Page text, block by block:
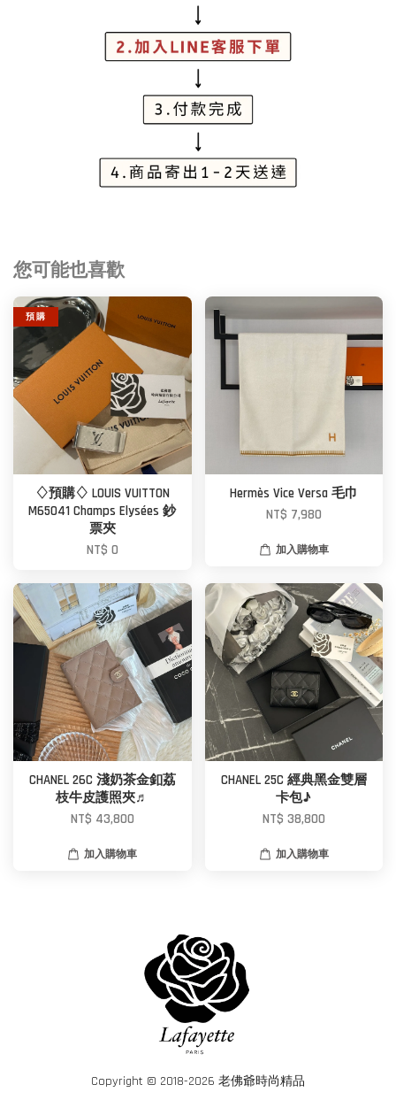
您可能也喜歡
預 購
♢預購♢ LOUIS VUITTON
M65041 Champs Elysées 鈔
票夾
NT$ 0
Hermès Vice Versa 毛巾
NT$ 7,980
加入購物車
CHANEL 26C 淺奶茶金釦荔
枝牛皮護照夾♬
NT$ 43,800
加入購物車
CHANEL 25C 經典黑金雙層
卡包♪
NT$ 38,800
加入購物車
Copyright © 2018-2026 老佛爺時尚精品